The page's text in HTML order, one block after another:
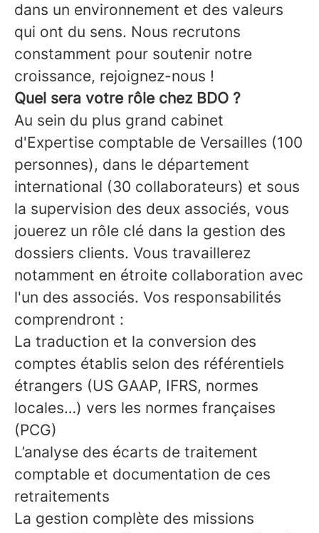
dans un environnement et des valeurs
qui ont du sens. Nous recrutons
constamment pour soutenir notre
croissance, rejoignez-nous !
Quel sera votre rôle chez BDO ?
Au sein du plus grand cabinet
d'Expertise comptable de Versailles (100
personnes), dans le département
international (30 collaborateurs) et sous
la supervision des deux associés, vous
jouerez un rôle clé dans la gestion des
dossiers clients. Vous travaillerez
notamment en étroite collaboration avec
l'un des associés. Vos responsabilités
comprendront :
La traduction et la conversion des
comptes établis selon des référentiels
étrangers (US GAAP, IFRS, normes
locales…) vers les normes françaises
(PCG)
L’analyse des écarts de traitement
comptable et documentation de ces
retraitements
La gestion complète des missions